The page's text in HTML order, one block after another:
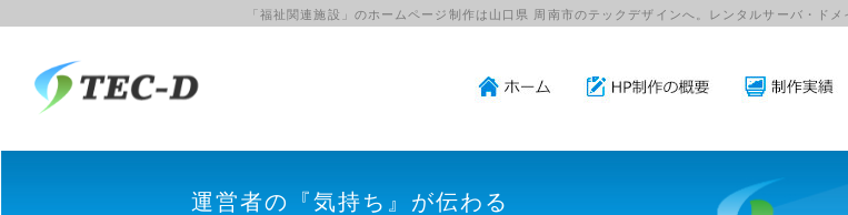
「福祉関連施設」のホームページ制作は山口県 周南市のテックデザインへ。レンタルサーバ・ド
運営者の『気持ち』が伝わる